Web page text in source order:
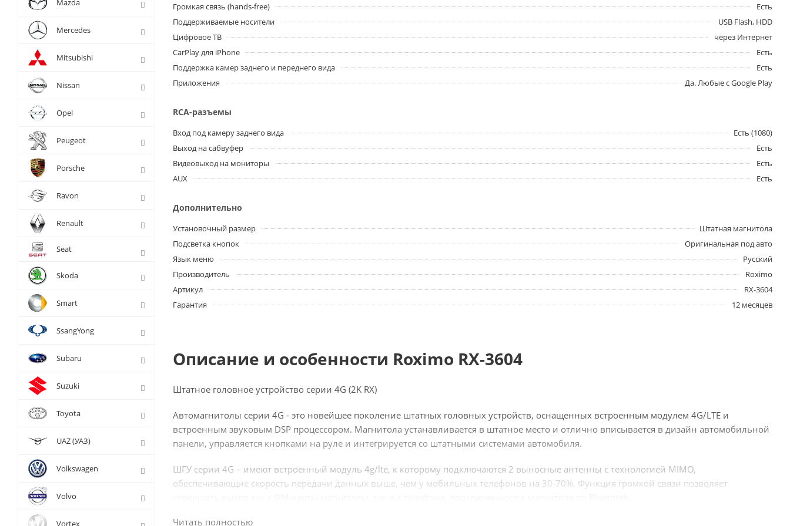
Громкая связь (hands-free)
Есть
Поддерживаемые носители
USB Flash, HDD
Цифровое ТВ
через Интернет
CarPlay для iPhone
Есть
Поддержка камер заднего и переднего вида
Есть
Приложения
Да. Любые с Google Play
RCA-разъемы
Вход под камеру заднего вида
Есть (1080)
Выход на сабвуфер
Есть
Видеовыход на мониторы
Есть
AUX
Есть
Дополнительно
Установочный размер
Штатная магнитола
Подсветка кнопок
Оригинальная под авто
Язык меню
Русский
Производитель
Roximo
Артикул
RX-3604
Гарантия
12 месяцев
Описание и особенности Roximo RX-3604
Штатное головное устройство серии 4G (2K RX)
Автомагнитолы серии 4G - это новейшее поколение штатных головных устройств, оснащенных встроенным модулем 4G/LTE и
встроенным звуковым DSP процессором. Магнитола устанавливается в штатное место и отлично вписывается в дизайн автомобильной
панели, управляется кнопками на руле и интегрируется со штатными системами автомобиля.
ШГУ серии 4G – имеют встроенный модуль 4g/lte, к которому подключаются 2 выносные антенны с технологией MIMO,
обеспечивающие скорость передачи данных выше, чем у мобильных телефонов на 30-70%. Функция громкой связи позволяет
Система работает на ОС Android 13, что дает возможность использовать огромное множество приложений Play Market, разработанных
Читать полностью
Mazda
Mercedes
Mitsubishi
Nissan
Opel
Peugeot
Porsche
Ravon
Renault
Seat
Skoda
Smart
SsangYong
Subaru
Suzuki
Toyota
UAZ (УАЗ)
Volkswagen
Volvo
Vortex